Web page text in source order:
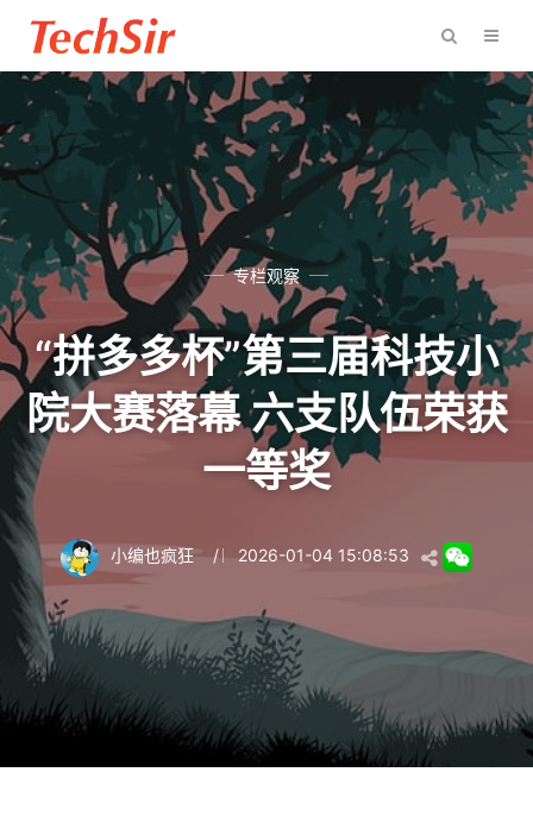
专栏观察
“拼多多杯”第三届科技小
院大赛落幕 六支队伍荣获
一等奖
小编也疯狂 / 2026-01-04 15:08:53